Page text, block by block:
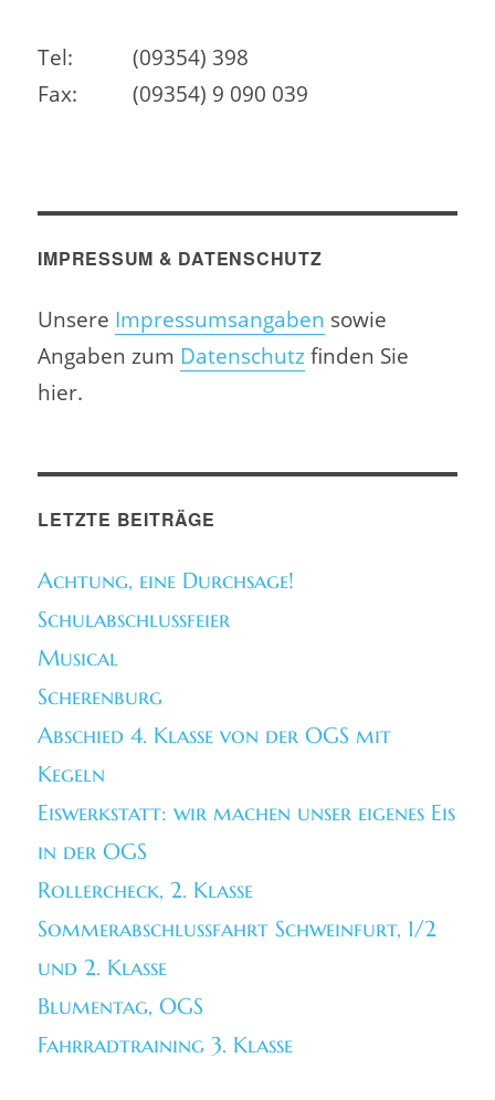
Tel:
(09354) 398
Fax:
(09354) 9 090 039
IMPRESSUM & DATENSCHUTZ
Unsere Impressumsangaben sowie
Angaben zum Datenschutzfinden Sie
hier.
LETZTE BEITRÄGE
Achtung, eine Durchsage!
Schulabschlussfeier
Musical
Scherenburg
Abschied 4. Klasse von der OGS mit
Kegeln
Eiswerkstatt: wir machen unser eigenes Eis
in der OGS
Rollercheck, 2. Klasse
Sommerabschlussfahrt Schweinfurt, 1/2
und 2. Klasse
Blumentag, OGS
Fahrradtraining 3. Klasse